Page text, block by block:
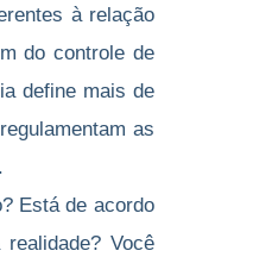
à relação
do controle de
define mais de
as
Está de acordo
Você